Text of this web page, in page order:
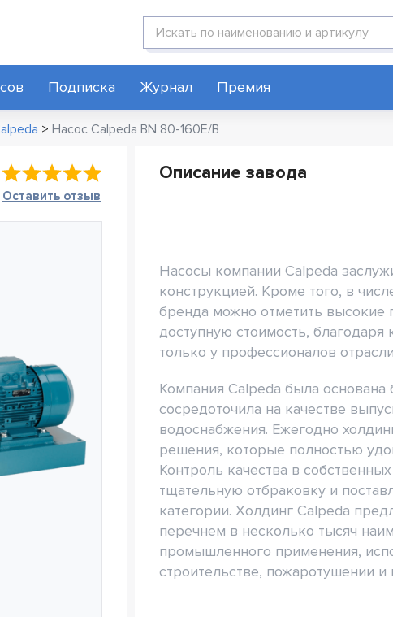
Поиск по каталогу
Подписка Журнал Премия
> Насос Calpeda BN 80-160E/B
Оставить отзыв
Описание завода
Насосы компании Calpeda
конструкцией. Кроме того, в
бренда можно отметить высокие
доступную стоимость, благодаря
только у профессионалов
Компания Calpeda была
сосредоточила на качестве
водоснабжения. Ежегодно
решения, которые полностью
Контроль качества в
тщательную отбраковку и
категории. Холдинг Calpeda
перечнем в несколько тысяч
промышленного применения,
строительстве, пожаротушении и